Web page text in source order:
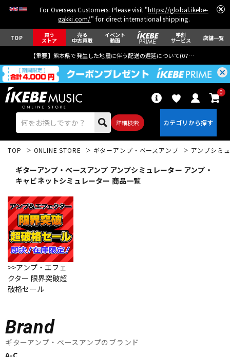
For Overseas Customers: Please visit "https://global.ikebe-
gakki.com/" for direct international shipping.
TOP 買う
ストア
売る
中古買取
イベント
動画
学割
サービス 店舗一覧
【重要】熊本県で発生した地震に伴う配送の遅延について(07月29日
詳細検索
0
エレキギター
ベース
ドラム
キーボード
TOP ONLINE STORE ギターアンプ・ベースアンプ アンプシミ
ギターアンプ・ベースアンプ アンプシミュレーター アンプ・
キャビネットシミュレーター 商品一覧
>>アンプ・エフェ
クター 限界突破超
破格セール
Brand
ギターアンプ・ベースアンプのブランド